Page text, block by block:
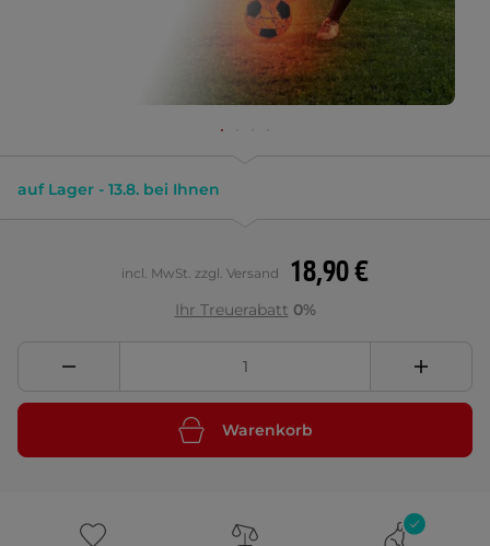
auf Lager - 13.8. bei Ihnen
18,90 €
incl. MwSt. zzgl. Versand
Ihr Treuerabatt 0%
Warenkorb